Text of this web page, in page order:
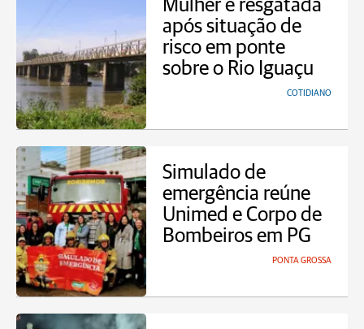
Mulher é resgatada
após situação de
risco em ponte
sobre o Rio Iguaçu
COTIDIANO
Simulado de
emergência reúne
Unimed e Corpo de
Bombeiros em PG
PONTA GROSSA